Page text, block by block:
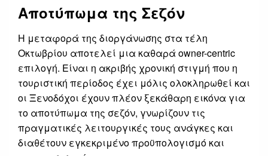
Αποτύπωμα της Σεζόν
Η μεταφορά της διοργάνωσης στα τέλη
Οκτωβρίου αποτελεί μια καθαρά owner-centric
επιλογή. Είναι η ακριβής χρονική στιγμή που η
τουριστική περίοδος έχει μόλις ολοκληρωθεί και
οι Ξενοδόχοι έχουν πλέον ξεκάθαρη εικόνα για
το αποτύπωμα της σεζόν, γνωρίζουν τις
πραγματικές λειτουργικές τους ανάγκες και
διαθέτουν εγκεκριμένο προϋπολογισμό και